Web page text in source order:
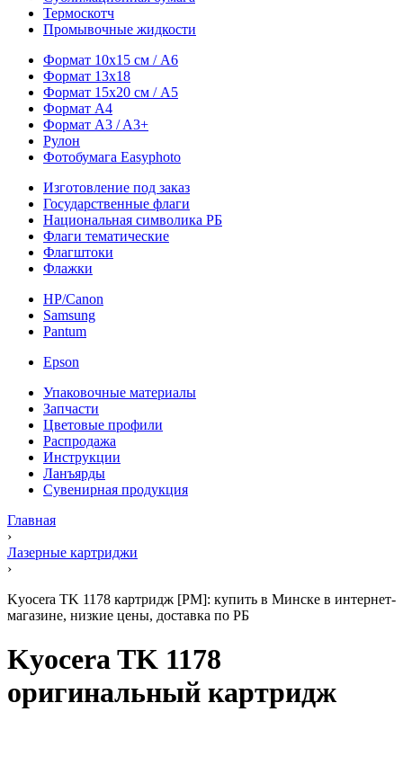
Термоскотч
Промывочные жидкости
Формат 10х15 см / A6
Формат 13х18
Формат 15х20 см / A5
Формат А4
Формат A3 / A3+
Рулон
Фотобумага Easyphoto
Изготовление под заказ
Государственные флаги
Национальная символика РБ
Флаги тематические
Флагштоки
Флажки
HP/Canon
Samsung
Pantum
Epson
Упаковочные материалы
Запчасти
Цветовые профили
Распродажа
Инструкции
Ланъярды
Сувенирная продукция
Главная
›
Лазерные картриджи
›
Kyocera TK 1178 картридж [PM]: купить в Минске в интернет-
магазине, низкие цены, доставка по РБ
Kyocera TK 1178
оригинальный картридж